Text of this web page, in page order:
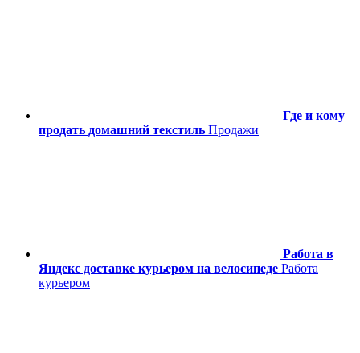
Где и кому
продать домашний текстиль Продажи
Работа в
Яндекс доставке курьером на велосипеде Работа
курьером